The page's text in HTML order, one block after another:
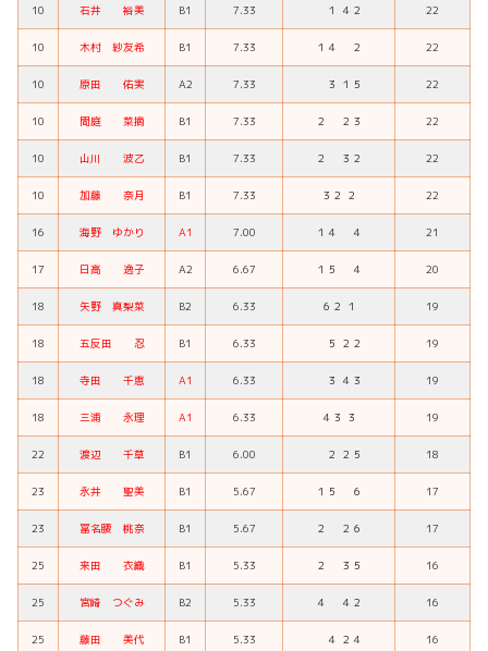
10 石井 裕美 B1 7.33 １ ４２ 22
10 木村 紗友希 B1 7.33 １４ ２ 22
10 原田 佑実 A2 7.33 ３ １５ 22
10 間庭 菜摘 B1 7.33 ２ ２３ 22
10 山川 波乙 B1 7.33 ２ ３２ 22
10 加藤 奈月 B1 7.33 ３２ ２ 22
16 海野 ゆかり A1 7.00 １４ ４ 21
17 日高 逸子 A2 6.67 １５ ４ 20
18 矢野 真梨菜 B2 6.33 ６２ １ 19
18 五反田 忍 B1 6.33 ５ ２２ 19
18 寺田 千恵 A1 6.33 ３ ４３ 19
18 三浦 永理 A1 6.33 ４３ ３ 19
22 渡辺 千草 B1 6.00 ２ ２５ 18
23 永井 聖美 B1 5.67 １５ ６ 17
23 冨名腰 桃奈 B1 5.67 ２ ２６ 17
25 来田 衣織 B1 5.33 ２ ３５ 16
25 宮崎 つぐみ B2 5.33 ４ ４２ 16
25 藤田 美代 B1 5.33 ４ ２４ 16